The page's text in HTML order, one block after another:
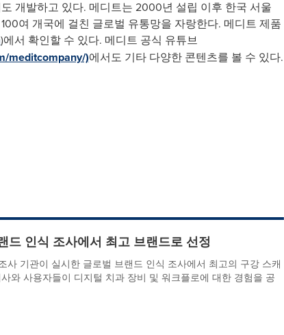
개발하고 있다. 메디트는 2000년 설립 이후 한국 서울
여 개국에 걸친 글로벌 유통망을 자랑한다. 메디트 제품
)에서 확인할 수 있다. 메디트 공식 유튜브
meditcompany/)에서도 기타 다양한 콘텐츠를 볼 수 있다.
드 인식 조사에서 최고 브랜드로 선정
사 기관이 실시한 글로벌 브랜드 인식 조사에서 최고의 구강 스캐
와 사용자들이 디지털 치과 장비 및 워크플로에 대한 경험을 공